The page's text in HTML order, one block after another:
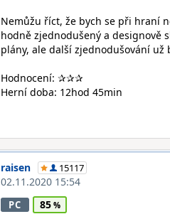
Nemůžu říct, že bych se při hraní
hodně zjednodušený a designově
plány, ale další zjednodušování
Hodnocení: ✰✰✰
Herní doba: 12hod 45min
raisen 15117
02.11.2020 15:54
PC
85